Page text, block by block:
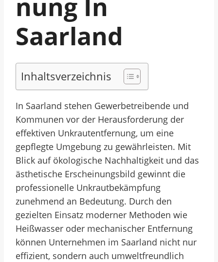
Nung In
Saarland
Inhaltsverzeichnis
In Saarland stehen Gewerbetreibende und
Kommunen vor der Herausforderung der
effektiven Unkrautentfernung, um eine
gepflegte Umgebung zu gewährleisten. Mit
Blick auf ökologische Nachhaltigkeit und das
ästhetische Erscheinungsbild gewinnt die
professionelle Unkrautbekämpfung
zunehmend an Bedeutung. Durch den
gezielten Einsatz moderner Methoden wie
Heißwasser oder mechanischer Entfernung
können Unternehmen im Saarland nicht nur
effizient, sondern auch umweltfreundlich